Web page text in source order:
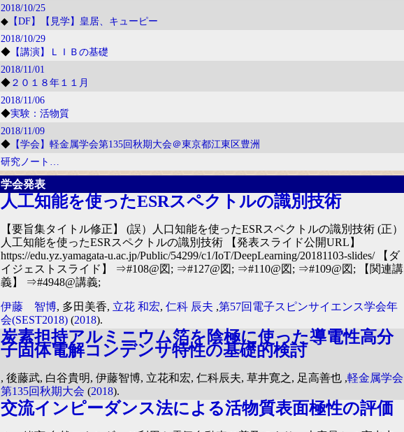
2018/10/25
◆ 【DF】【見学】皇居、キューピー
2018/10/29
◆ 【講演】ＬＩＢの基礎
2018/11/01
◆ ２０１８年１１月
2018/11/06
◆実験：活物質
2018/11/09
◆ 【学会】軽金属学会第135回秋期大会＠東京都江東区豊洲
研究ノート…
学会発表
人工知能を使ったESRスペクトルの識別技術
【要旨集タイトル修正】 (誤）人口知能を使ったESRスペクトルの識別技術 (正）
人工知能を使ったESRスペクトルの識別技術 【発表スライド公開URL】
https://edu.yz.yamagata-u.ac.jp/Public/54299/c1/IoT/DeepLearning/20181103-slides/ 【ダ
イジェストスライド】 ⇒#108@図; ⇒#127@図; ⇒#110@図; ⇒#109@図; 【関連講
義】 ⇒#4948@講義;
伊藤 智博, 多田美香, 立花 和宏, 仁科 辰夫 ,第57回電子スピンサイエンス学会年
会(SEST2018) (2018).
炭素担持アルミニウム箔を陰極に使った導電性高分
子固体電解コンデンサ特性の基礎的検討
, 後藤武, 白谷貴明, 伊藤智博, 立花和宏, 仁科辰夫, 草井寛之, 足高善也 ,軽金属学会
第135回秋期大会 (2018).
交流インピーダンス法による活物質表面極性の評価